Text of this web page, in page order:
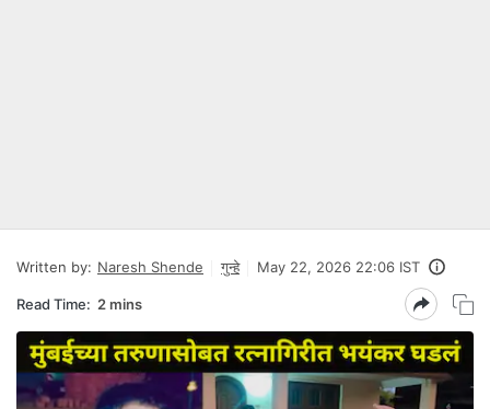
Written by: Naresh Shende गुन्हे May 22, 2026 22:06 IST
Read Time: 2 mins